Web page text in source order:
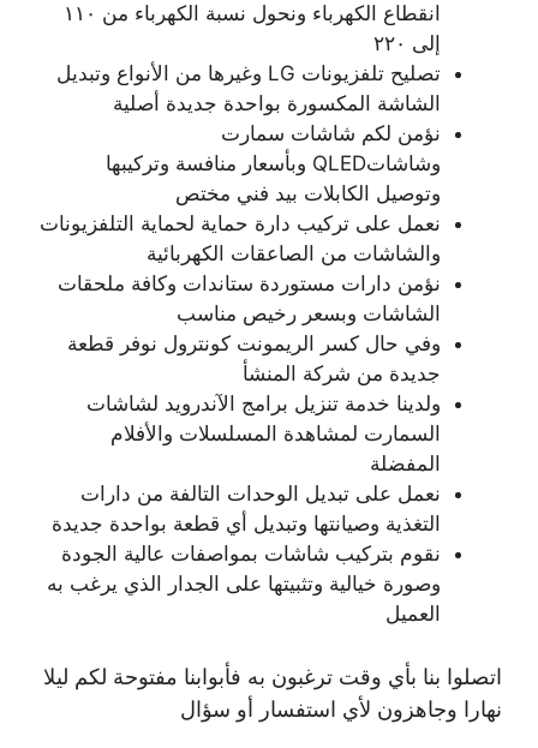
انقطاع الكهرباء ونحول نسبة الكهرباء من ١١٠
إلى ٢٢٠
تصليح تلفزيونات LG وغيرها من الأنواع وتبديل
الشاشة المكسورة بواحدة جديدة أصلية
نؤمن لكم شاشات سمارت
وشاشاتQLED وبأسعار منافسة وتركيبها
وتوصيل الكابلات بيد فني مختص
نعمل على تركيب دارة حماية لحماية التلفزيونات
والشاشات من الصاعقات الكهربائية
نؤمن دارات مستوردة ستاندات وكافة ملحقات
الشاشات وبسعر رخيص مناسب
وفي حال كسر الريمونت كونترول نوفر قطعة
جديدة من شركة المنشأ
ولدينا خدمة تنزيل برامج الآندرويد لشاشات
السمارت لمشاهدة المسلسلات والأفلام
المفضلة
نعمل على تبديل الوحدات التالفة من دارات
التغذية وصيانتها وتبديل أي قطعة بواحدة جديدة
نقوم بتركيب شاشات بمواصفات عالية الجودة
وصورة خيالية وتثبيتها على الجدار الذي يرغب به
العميل
اتصلوا بنا بأي وقت ترغبون به فأبوابنا مفتوحة لكم ليلا
نهارا وجاهزون لأي استفسار أو سؤال